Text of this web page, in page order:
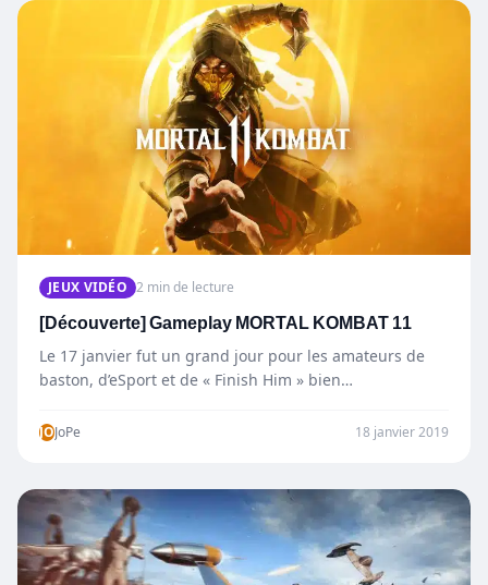
JEUX VIDÉO 2 min de lecture
[Découverte] Gameplay MORTAL KOMBAT 11
Le 17 janvier fut un grand jour pour les amateurs de
baston, d’eSport et de « Finish Him » bien…
JOJoPe 18 janvier 2019